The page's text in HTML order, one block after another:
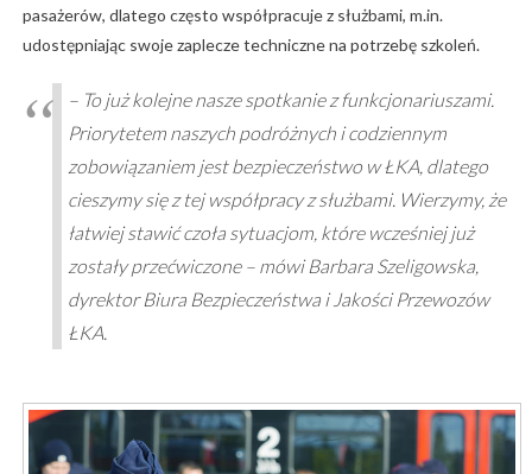
pasażerów, dlatego często współpracuje z służbami, m.in.
udostępniając swoje zaplecze techniczne na potrzebę szkoleń.
– To już kolejne nasze spotkanie z funkcjonariuszami.
Priorytetem naszych podróżnych i codziennym
zobowiązaniem jest bezpieczeństwo w ŁKA, dlatego
cieszymy się z tej współpracy z służbami. Wierzymy, że
łatwiej stawić czoła sytuacjom, które wcześniej już
zostały przećwiczone – mówi Barbara Szeligowska,
dyrektor Biura Bezpieczeństwa i Jakości Przewozów
ŁKA.